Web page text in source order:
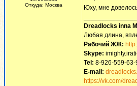
Откуда: Москва
Юху, мне
Dreadlocks inna
Любая длина,
Рабочий ЖЖ:
Skype:
Tel: 8-926-559-63-
E-mail:
https://vk.com/